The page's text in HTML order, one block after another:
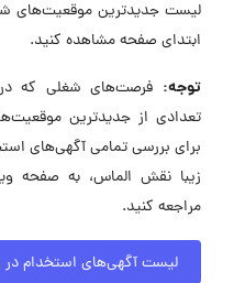
لیست جدیدترین موقعیت‌های
ابتدای صفحه مشاهده کنید.
توجه: فرصت‌های شغلی که
تعدادی از جدیدترین
برای بررسی تمامی آگهی‌های
زیبا نقش الماس، به صفحه
مراجعه کنید.
لیست آگهی‌های استخدام در